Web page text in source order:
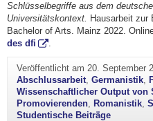
Schlüsselbegriffe aus dem
Universitätskontext. Hausarbeit zur
Bachelor of Arts. Mainz 2022.
des dfi
.
Veröffentlicht am 20. September
Abschlussarbeit, Germanistik,
Wissenschaftlicher Output von
Promovierenden, Romanistik,
Studentische Beiträge